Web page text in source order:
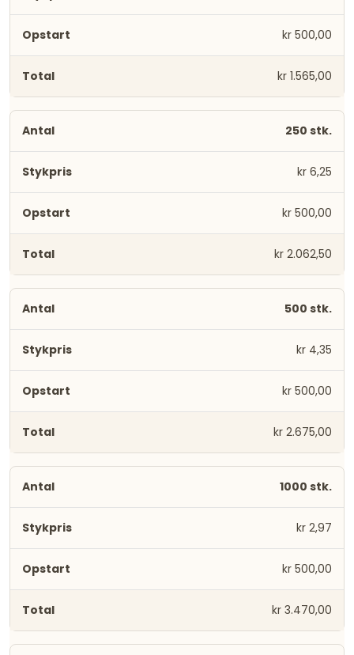
kr 500,00
kr 1.565,00
250 stk.
kr 6,25
kr 500,00
kr 2.062,50
500 stk.
kr 4,35
kr 500,00
kr 2.675,00
1000 stk.
kr 2,97
kr 500,00
kr 3.470,00